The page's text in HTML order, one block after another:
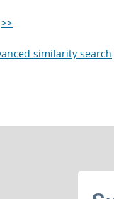
>>
similarity search